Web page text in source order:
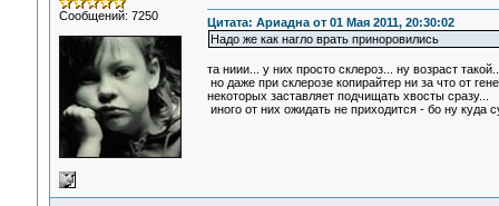
Сообщений: 7250
Цитата: Ариадна от 01 Мая 2011, 20:30:02
Надо же как нагло врать приноровились
та ниии... у них просто склероз... ну возраст
но даже при склерозе копирайтер ни за что от
некоторых заставляет подчищать хвосты сразу...
иного от них ожидать не приходится - бо ну куда